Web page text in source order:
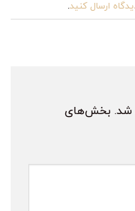
ارسال کنید.
شد. بخش‌های